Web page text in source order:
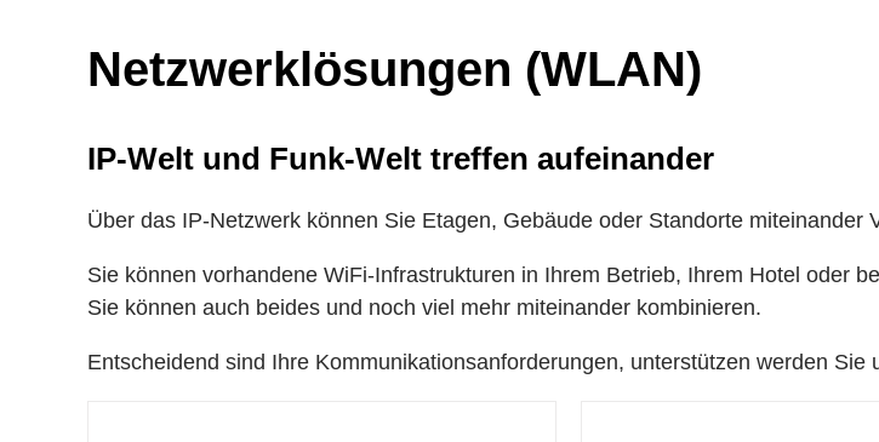
Netzwerklösungen (WLAN)
IP-Welt und Funk-Welt treffen aufeinander
Über das IP-Netzwerk können Sie Etagen, Gebäude oder Standorte
Sie können vorhandene WiFi-Infrastrukturen in Ihrem Betrieb, Ihrem Hotel oder
Sie können auch beides und noch viel mehr miteinander kombinieren.
Entscheidend sind Ihre Kommunikationsanforderungen, unterstützen werden Sie